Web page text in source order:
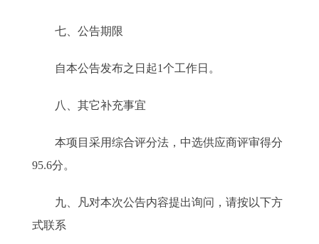
七、公告期限
自本公告发布之日起1个工作日。
八、其它补充事宜
本项目采用综合评分法，中选供应商评审得分
95.6分。
九、凡对本次公告内容提出询问，请按以下方
式联系